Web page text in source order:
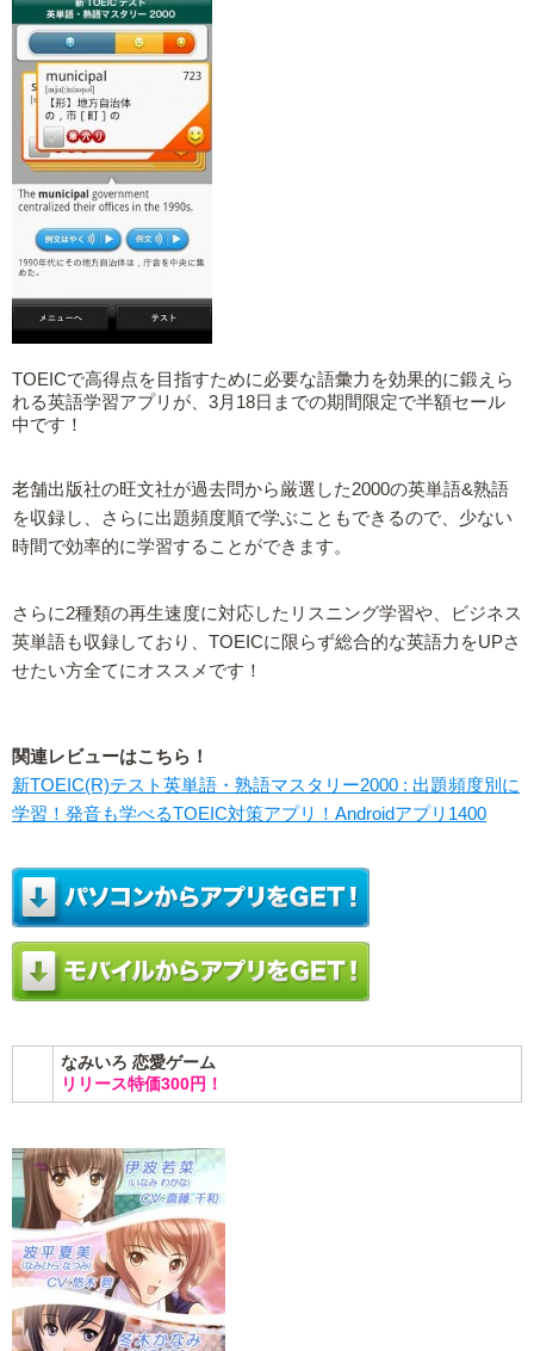
TOEICで高得点を目指すために必要な語彙力を効果的に鍛えら
れる英語学習アプリが、3月18日までの期間限定で半額セール
中です！
老舗出版社の旺文社が過去問から厳選した2000の英単語&熟語
を収録し、さらに出題頻度順で学ぶこともできるので、少ない
時間で効率的に学習することができます。
さらに2種類の再生速度に対応したリスニング学習や、ビジネス
英単語も収録しており、TOEICに限らず総合的な英語力をUPさ
せたい方全てにオススメです！
関連レビューはこちら！
新TOEIC(R)テスト英単語・熟語マスタリー2000 : 出題頻度別に
学習！発音も学べるTOEIC対策アプリ！Androidアプリ1400
なみいろ 恋愛ゲーム
リリース特価300円！